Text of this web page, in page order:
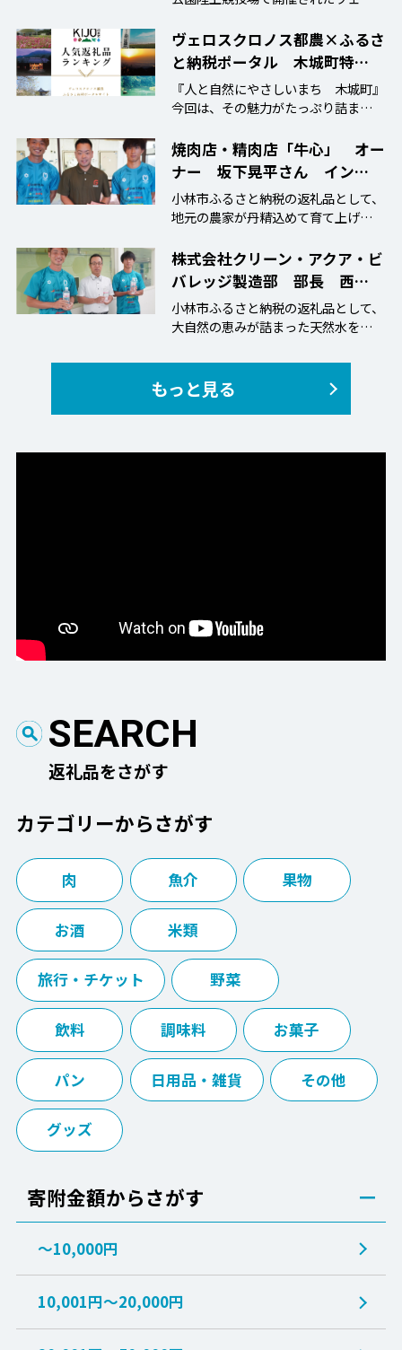
ヴェロスクロノス都農×ふるさ
と納税ポータル 木城町特…
『人と自然にやさしいまち 木城町』
今回は、その魅力がたっぷり詰まった
焼肉店・精肉店「牛心」 オー
ナー 坂下晃平さん イン…
小林市ふるさと納税の返礼品として、
地元の農家が丹精込めて育て上げた至
株式会社クリーン・アクア・ビ
バレッジ製造部 部長 西…
小林市ふるさと納税の返礼品として、
大自然の恵みが詰まった天然水をその
もっと見る
SEARCH
返礼品をさがす
カテゴリーからさがす
肉 魚介 果物
お酒 米類
旅行・チケット 野菜
飲料 調味料 お菓子
パン 日用品・雑貨 その他
グッズ
寄附金額からさがす
～10,000円
10,001円～20,000円